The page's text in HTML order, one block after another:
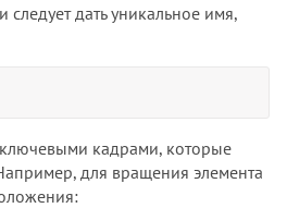
дать уникальное имя,
кадрами, которые
для вращения элемента